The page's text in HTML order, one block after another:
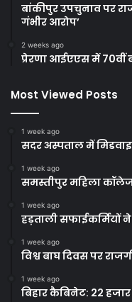
बांकीपुर उपचुनाव पर
गंभीर आरोप’
2 weeks ago
प्रेरणा आईएएस में 70वीं
Most Viewed Posts
1 week ago
सदर अस्पताल में
1 week ago
समस्तीपुर महिला
1 week ago
हड़ताली सफाईकर्मियों
1 week ago
विश्व बाघ दिवस पर
1 week ago
बिहार कैबिनेट: 22